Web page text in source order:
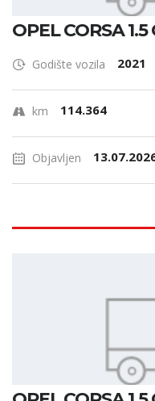
OPEL CORSA 1.5
Godište vozila 2021
km 114.364
Objavljen